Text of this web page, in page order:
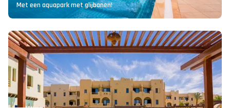
Met een aquapark met glijbanen!